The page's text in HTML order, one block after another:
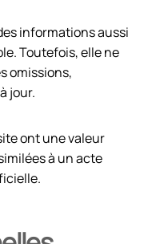
informations aussi
Toutefois, elle ne
omissions,
jour.
ont une valeur
à un acte